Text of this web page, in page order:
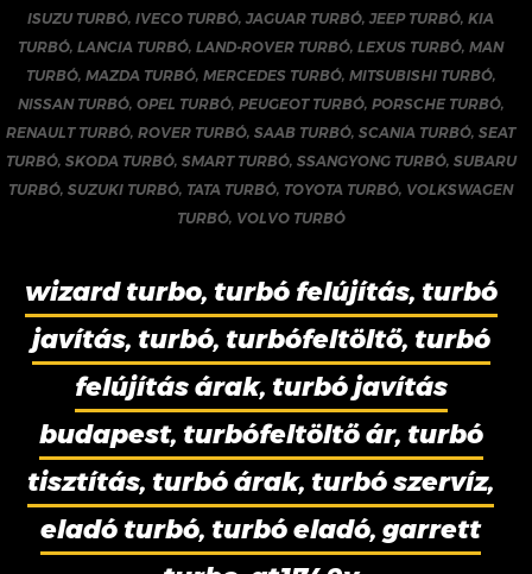
ISUZU TURBÓ,IVECO TURBÓ,JAGUAR TURBÓ,JEEP TURBÓ,KIA
TURBÓ,LANCIA TURBÓ,LAND-ROVER TURBÓ,LEXUS TURBÓ,MAN
TURBÓ, MAZDA TURBÓ, MERCEDES TURBÓ, MITSUBISHI TURBÓ,
NISSAN TURBÓ, OPEL TURBÓ, PEUGEOT TURBÓ, PORSCHE TURBÓ,
RENAULT TURBÓ,ROVER TURBÓ,SAAB TURBÓ,SCANIA TURBÓ,SEAT
TURBÓ, SKODA TURBÓ, SMART TURBÓ, SSANGYONG TURBÓ, SUBARU
TURBÓ,SUZUKI TURBÓ, TATA TURBÓ, TOYOTA TURBÓ, VOLKSWAGEN
TURBÓ, VOLVO TURBÓ
wizard turbo, turbó felújítás, turbó
javítás, turbó, turbófeltöltő, turbó
felújítás árak, turbó javítás
budapest, turbófeltöltő ár, turbó
tisztítás, turbó árak, turbó szervíz,
eladó turbó, turbó eladó, garrett